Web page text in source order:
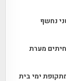
נחשף
מערת
ימי בית